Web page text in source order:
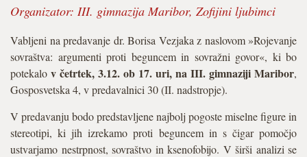
Organizator: III. gimnazija Maribor, Zofijini ljubimci
Vabljeni na predavanje dr. Borisa Vezjaka z naslovom »Rojevanje
sovraštva: argumenti proti beguncem in sovražni govor«, ki bo
potekalo v četrtek, 3.12. ob 17. uri, na III. gimnaziji Maribor,
Gosposvetska 4, v predavalnici 30 (II. nadstropje).
V predavanju bodo predstavljene najbolj pogoste miselne figure in
stereotipi, ki jih izrekamo proti beguncem in s čigar pomočjo
ustvarjamo nestrpnost, sovraštvo in ksenofobijo. V širši analizi se